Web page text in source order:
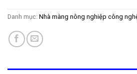
Danh mục: Nhà màng nông nghiệp công